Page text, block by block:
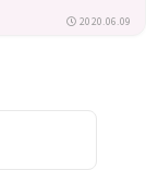
2020.06.09